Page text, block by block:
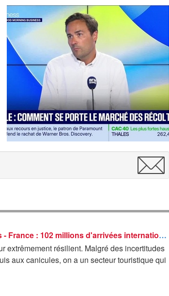
Good Morning Business - France : 102 millions d'arrivées internationales en 2025
extrêmement résilient. Malgré des incertitudes
aux canicules, on a un secteur touristique qui